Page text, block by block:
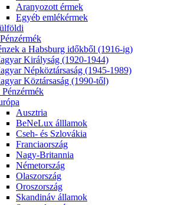
Aranyozott érmek
Egyéb emlékérmek
a Habsburg időkből (1916-ig)
Királyság (1920-1944)
Népköztársaság (1945-1989)
Köztársaság (1990-től)
Ausztria
BeNeLux álllamok
Cseh- és Szlovákia
Franciaország
Nagy-Britannia
Németország
Olaszország
Oroszország
Skandináv államok